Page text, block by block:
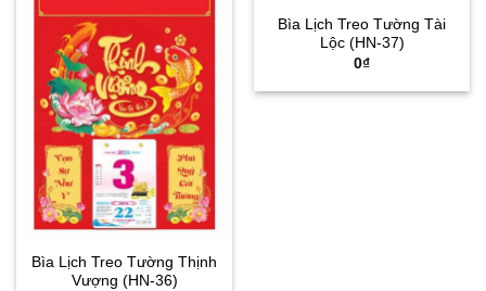
Bìa Lịch Treo Tường Thịnh
Vượng (HN-36)
Bìa Lịch Treo Tường Tài
Lộc (HN-37)
0₫